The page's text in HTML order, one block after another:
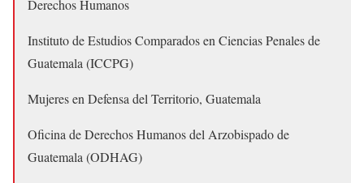
Derechos Humanos
Instituto de Estudios Comparados en Ciencias Penales de
Guatemala (ICCPG)
Mujeres en Defensa del Territorio, Guatemala
Oficina de Derechos Humanos del Arzobispado de
Guatemala (ODHAG)